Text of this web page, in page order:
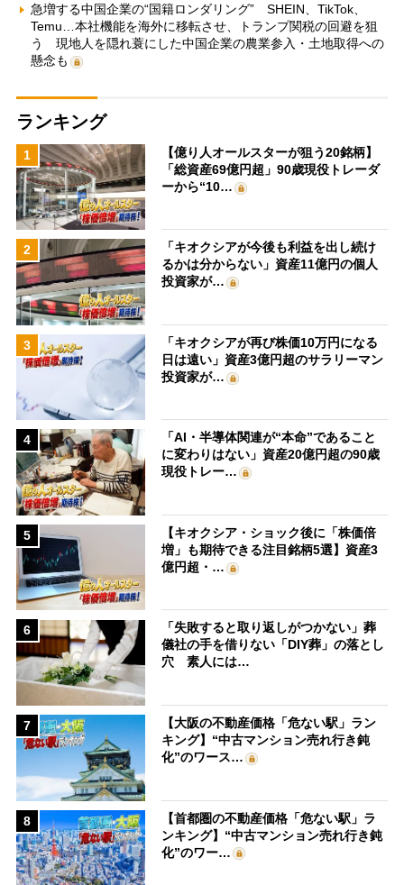
急増する中国企業の“国籍ロンダリング” SHEIN、TikTok、
Temu…本社機能を海外に移転させ、トランプ関税の回避を狙
う 現地人を隠れ蓑にした中国企業の農業参入・土地取得への
懸念も
ランキング
1
【億り人オールスターが狙う20銘柄】
「総資産69億円超」90歳現役トレーダ
ーから“10…
2
「キオクシアが今後も利益を出し続け
るかは分からない」資産11億円の個人
投資家が…
3
「キオクシアが再び株価10万円になる
日は遠い」資産3億円超のサラリーマン
投資家が…
4
「AI・半導体関連が“本命”であること
に変わりはない」資産20億円超の90歳
現役トレー…
5
【キオクシア・ショック後に「株価倍
増」も期待できる注目銘柄5選】資産3
億円超・…
6
「失敗すると取り返しがつかない」葬
儀社の手を借りない「DIY葬」の落とし
穴 素人には…
7
【大阪の不動産価格「危ない駅」ラン
キング】“中古マンション売れ行き鈍
化”のワース…
8
【首都圏の不動産価格「危ない駅」ラ
ンキング】“中古マンション売れ行き鈍
化”のワー…